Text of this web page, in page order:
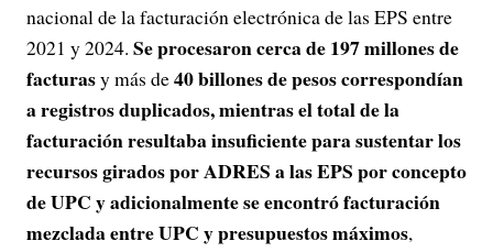
nacional de la facturación electrónica de las EPS entre
2021 y 2024. Se procesaron cerca de 197 millones de
facturasy más de40 billones de pesos correspondían
a registros duplicados, mientras el total de la
facturación resultaba insuficiente para sustentar los
recursos girados por ADRES a las EPS por concepto
de UPC y adicionalmente se encontró facturación
mezclada entre UPC y presupuestos máximos,